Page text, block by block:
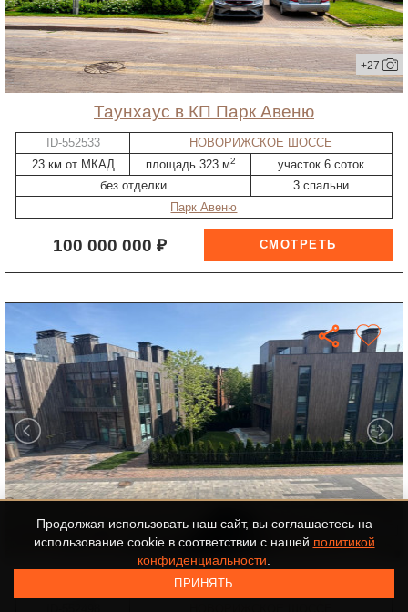
+27
таунхаус в КП Парк Авеню
ID-552533
НОВОРИЖСКОЕ ШОССЕ
23 км от МКАД
площадь 323 м2
участок 6 соток
без отделки
3 спальни
Парк Авеню
100 000 000 ₽
+11
таунхаус в КП Футуро Парк
Продолжая использовать наш сайт, вы соглашаетесь на
использование cookie в соответствии с нашей политикой
конфиденциальности
ПРИНЯТЬ